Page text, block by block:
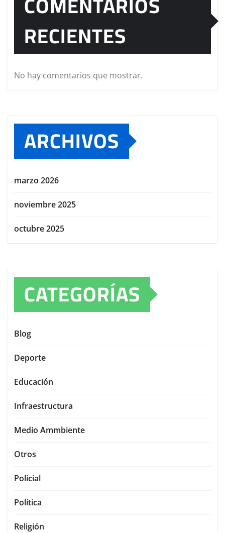
RECIENTES
No hay comentarios que mostrar.
ARCHIVOS
marzo 2026
noviembre 2025
octubre 2025
CATEGORÍAS
Blog
Deporte
Educación
Infraestructura
Medio Ammbiente
Otros
Policial
Política
Religión